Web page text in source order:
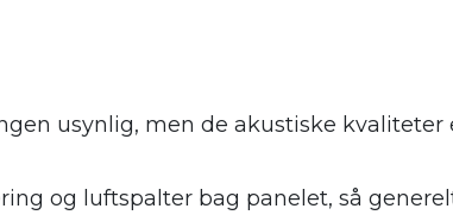
usynlig, men de akustiske
og luftspalter bag panelet, så